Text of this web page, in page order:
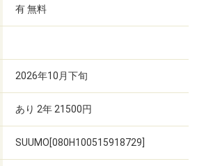
有 無料
2026年10月下旬
あり 2年 21500円
SUUMO[080H100515918729]